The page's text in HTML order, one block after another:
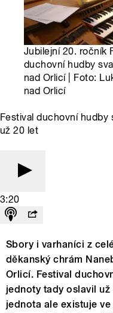
Jubilejní 20. ročník
duchovní hudby
nad Orlicí | Foto:
nad Orlicí
Festival duchovní hudby
už 20 let
3:20
Sbory i varhaníci z
děkanský chrám
Orlicí. Festival
jednoty tady oslavil
jednota ale existuje